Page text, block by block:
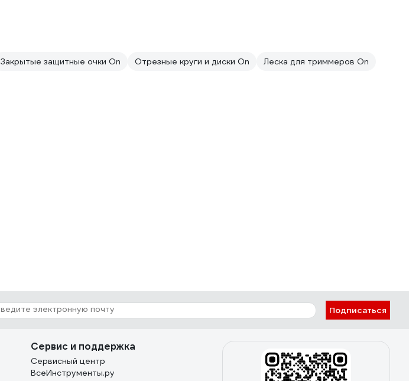
Закрытые защитные очки On Отрезные круги и диски On
Леска для триммеров On
Подписаться
Сервис и поддержка
Сервисный центр
ВсеИнструменты.ру